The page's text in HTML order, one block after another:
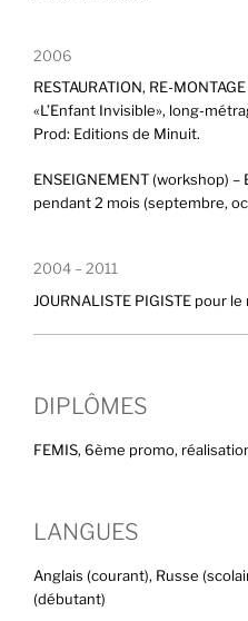
2006
RESTAURATION, RE-
«L’Enfant Invisible», long-
Prod: Editions de Minuit.
ENSEIGNEMENT (workshop) –
pendant 2 mois (septembre,
2004 – 2011
JOURNALISTE PIGISTE pour
DIPLÔMES
FEMIS, 6ème promo,
LANGUES
Anglais (courant), Russe
(débutant)